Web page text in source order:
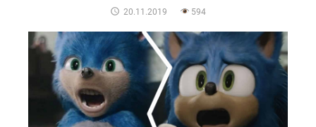
POSTED
20.11.2019 594